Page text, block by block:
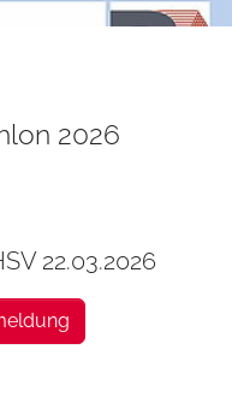
2026
22.03.2026